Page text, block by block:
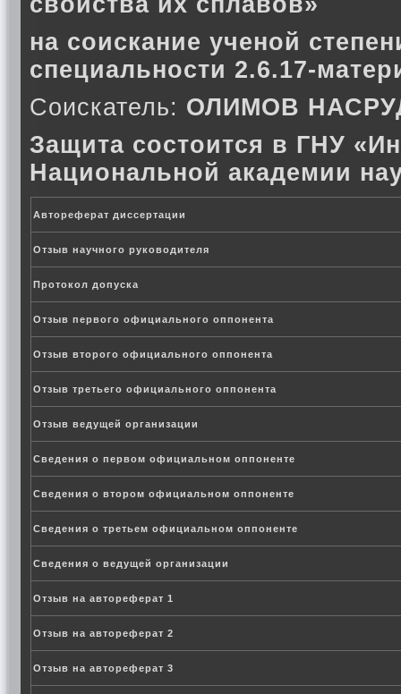
на соискание ученой
специальности 2.6.17-
Соискатель: ОЛИМОВ
Защита состоится в ГНУ
Национальной академии
Автореферат диссертации
Отзыв научного руководителя
Протокол допуска
Отзыв первого официального оппонента
Отзыв второго официального оппонента
Отзыв третьего официального оппонента
Отзыв ведущей организации
Сведения о первом официальном оппоненте
Сведения о втором официальном оппоненте
Сведения о третьем официальном оппоненте
Сведения о ведущей организации
Отзыв на автореферат 1
Отзыв на автореферат 2
Отзыв на автореферат 3